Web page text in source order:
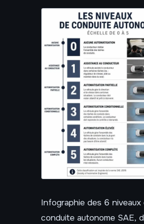
Infographie des 6 niveaux
conduite autonome SAE,